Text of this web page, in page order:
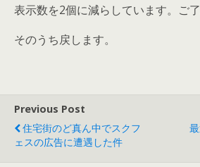
表示数を2個に減らしています。ご了
そのうち戻します。
Previous Post
住宅街のど真ん中でスクフ
ェスの広告に遭遇した件